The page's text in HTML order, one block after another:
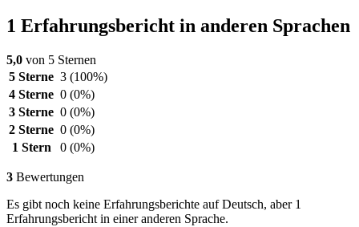
1 Erfahrungsbericht in anderen Sprachen
5,0 von 5 Sternen
5 Sterne 3 (100%)
4 Sterne 0 (0%)
3 Sterne 0 (0%)
2 Sterne 0 (0%)
1 Stern
0 (0%)
3 Bewertungen
Es gibt noch keine Erfahrungsberichte auf Deutsch, aber 1
Erfahrungsbericht in einer anderen Sprache.